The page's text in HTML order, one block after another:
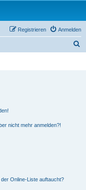
Anmelden
Registrieren
nicht mehr anmelden?!
Online-Liste auftaucht?